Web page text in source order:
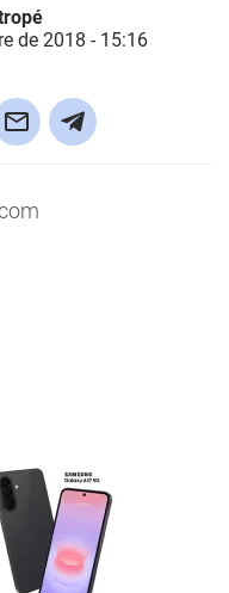
de 2018 - 15:16